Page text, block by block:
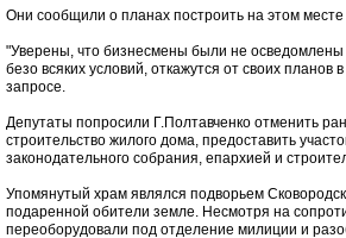
Они сообщили о планах построить на этом
"Уверены, что бизнесмены были не осведомлены
безо всяких условий, откажутся от своих планов
запросе.
Депутаты попросили Г.Полтавченко отменить
строительство жилого дома, предоставить
законодательного собрания, епархией и
Упомянутый храм являлся подворьем
подаренной обители земле. Несмотря на
переоборудовали под отделение милиции и